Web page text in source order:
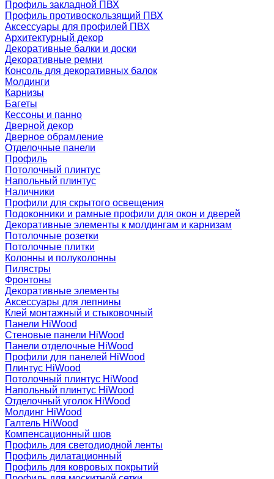
Профиль закладной ПВХ
Профиль противоскользящий ПВХ
Аксессуары для профилей ПВХ
Архитектурный декор
Декоративные балки и доски
Декоративные ремни
Консоль для декоративных балок
Молдинги
Карнизы
Багеты
Кессоны и панно
Дверной декор
Дверное обрамление
Отделочные панели
Профиль
Потолочный плинтус
Напольный плинтус
Наличники
Профили для скрытого освещения
Подоконники и рамные профили для окон и дверей
Декоративные элементы к молдингам и карнизам
Потолочные розетки
Потолочные плитки
Колонны и полуколонны
Пилястры
Фронтоны
Декоративные элементы
Аксессуары для лепнины
Клей монтажный и стыковочный
Панели HiWood
Стеновые панели HiWood
Панели отделочные HiWood
Профили для панелей HiWood
Плинтус HiWood
Потолочный плинтус HiWood
Напольный плинтус HiWood
Отделочный уголок HiWood
Молдинг HiWood
Галтель HiWood
Компенсационный шов
Профиль для светодиодной ленты
Профиль дилатационный
Профиль для ковровых покрытий